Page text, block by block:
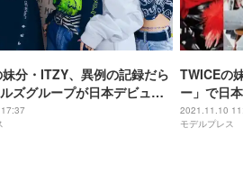
分・ITZY、異例の記録だら
ズグループが日本デビュー
「Mステ」初出演に期待高
バー紹介】
TWICEの
ー」で日
に迫る
2021.11.10
モデルプレス